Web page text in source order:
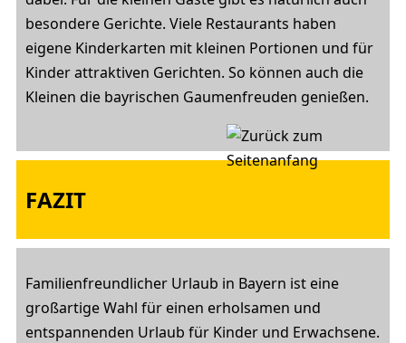
besondere Gerichte. Viele Restaurants haben
eigene Kinderkarten mit kleinen Portionen und für
Kinder attraktiven Gerichten. So können auch die
Kleinen die bayrischen Gaumenfreuden genießen.
FAZIT
Familienfreundlicher Urlaub in Bayern ist eine
großartige Wahl für einen erholsamen und
entspannenden Urlaub für Kinder und Erwachsene.